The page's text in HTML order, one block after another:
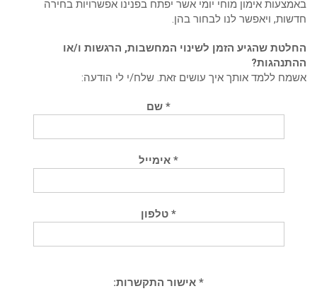
באמצעות אימון מוחי יומי אשר יפתח בפנינו אפשרויות בחירה
חדשות, ויאפשר לנו לבחור בהן.
החלטת שהגיע הזמן לשינוי המחשבות, הרגשות ו/או
ההתנהגות?
אשמח ללמד אותך איך עושים זאת. שלח/י לי הודעה:
* שם
* אימייל
* טלפון
* אישור התקשרות: